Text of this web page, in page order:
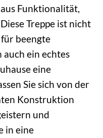
Funktionalität,
Treppe ist nicht
beengte
ein echtes
eine
Sie sich von der
Konstruktion
und
in eine